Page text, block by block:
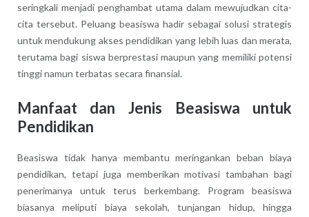
seringkali menjadi penghambat utama dalam mewujudkan cita-
cita tersebut. Peluang beasiswa hadir sebagai solusi strategis
untuk mendukung akses pendidikan yang lebih luas dan merata,
terutama bagi siswa berprestasi maupun yang memiliki potensi
tinggi namun terbatas secara finansial.
Manfaat dan Jenis Beasiswa untuk
Pendidikan
Beasiswa tidak hanya membantu meringankan beban biaya
pendidikan, tetapi juga memberikan motivasi tambahan bagi
penerimanya untuk terus berkembang. Program beasiswa
biasanya meliputi biaya sekolah, tunjangan hidup, hingga